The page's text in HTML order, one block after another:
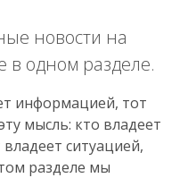
новости на
в одном разделе.
информацией, тот
мысль: кто владеет
ситуацией,
разделе мы